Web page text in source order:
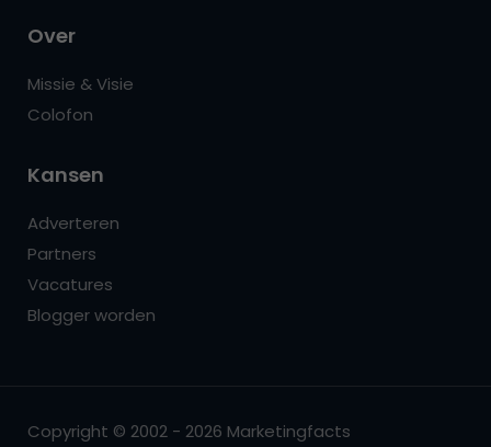
Over
Missie & Visie
Colofon
Kansen
Adverteren
Partners
Vacatures
Blogger worden
Copyright © 2002 - 2026 Marketingfacts